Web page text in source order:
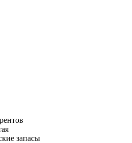
запасы